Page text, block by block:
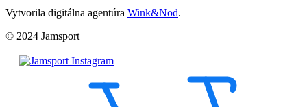
Vytvorila digitálna agentúra Wink&Nod.
© 2024 Jamsport